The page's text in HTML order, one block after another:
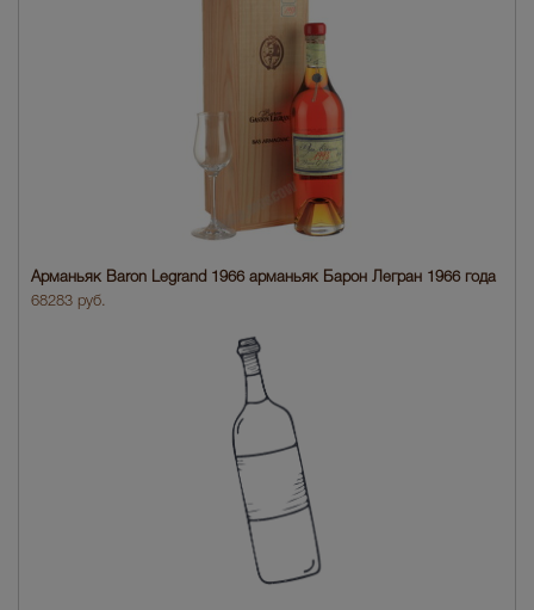
Арманьяк Baron Legrand 1966 арманьяк Барон Легран 1966 года
68283 руб.